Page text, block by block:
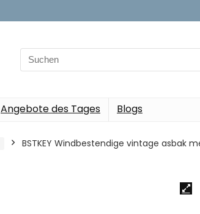
Search
for:
Angebote des Tages Blogs
BSTKEY Windbestendige vintage asbak